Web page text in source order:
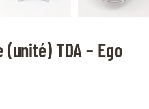
TDA – Ego